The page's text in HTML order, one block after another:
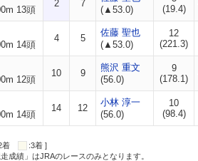
13頭
2 7
(▲53.0)
(19.4)
14頭
4 5
佐藤 聖也
(▲53.0)
12
(221.3)
12頭
10 9
熊沢 重文
(56.0)
9
(178.1)
14頭
14 12
小林 淳一
(56.0)
10
(98.4)
着
:3着 ]
成績」はJRAのレースのみとなります。